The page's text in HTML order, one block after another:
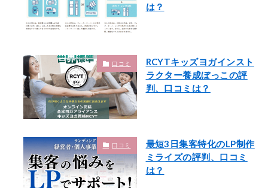
は？
口コミ
RCYTキッズヨガインスト
ラクター養成ぼっこの評
判、口コミは？
口コミ
最短3日集客特化のLP制作
ミライズの評判、口コミ
は？